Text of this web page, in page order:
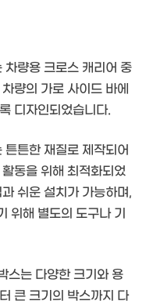
차량용 크로스 캐리어 중
량의 가로 사이드 바에
디자인되었습니다.
튼한 재질로 제작되어
동을 위해 최적화되었
쉬운 설치가 가능하며,
위해 별도의 도구나 기
스는 다양한 크기와 용
큰 크기의 박스까지 다